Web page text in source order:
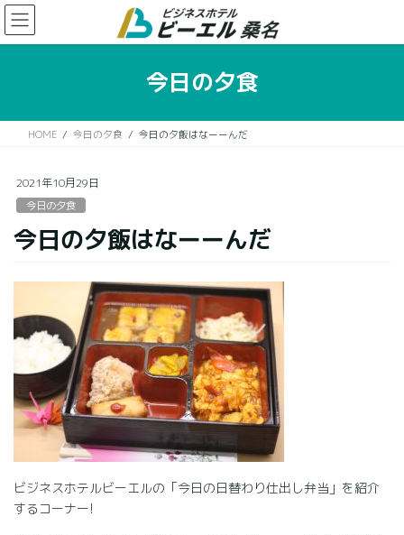
コ
ン
テ
移
ナ
ビ
ゲ
ン
今日の夕食
HOME 今日の夕食 今日の夕飯はなーーんだ
2021年10月29日
今日の夕食
今日の夕飯はなーーんだ
ビジネスホテルビーエルの「今日の日替わり仕出し弁当」を紹介
するコーナー!